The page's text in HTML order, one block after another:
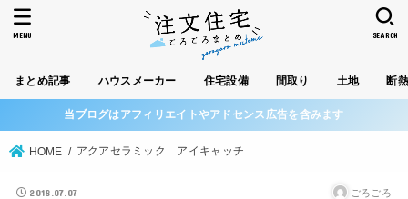
まとめ記事 ハウスメーカー 住宅設備 間取り 土地 断
SEARCH
MENU
当ブログはアフィリエイトやアドセンス広告を含みます
HOME アクアセラミック アイキャッチ
2018.07.07 ごろごろ